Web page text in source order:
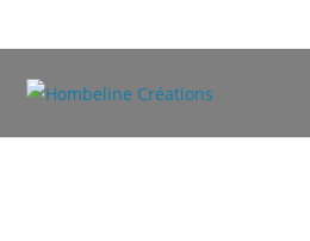
to
content